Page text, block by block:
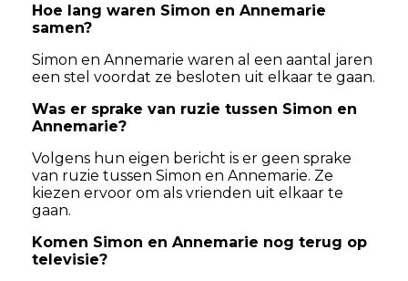
Hoe lang waren Simon en Annemarie
samen?
Simon en Annemarie waren al een aantal jaren
een stel voordat ze besloten uit elkaar te gaan.
Was er sprake van ruzie tussen Simon en
Annemarie?
Volgens hun eigen bericht is er geen sprake
van ruzie tussen Simon en Annemarie. Ze
kiezen ervoor om als vrienden uit elkaar te
gaan.
Komen Simon en Annemarie nog terug op
televisie?